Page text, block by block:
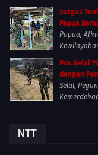
Satgas
Papua
Papua,
Pos Selal
dengan
Selal,
NTT